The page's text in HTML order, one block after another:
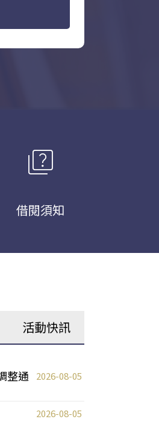
quiz
借閱須知
活動快訊
整通
2026-08-05
2026-08-05